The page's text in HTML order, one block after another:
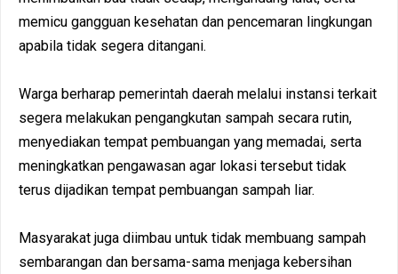
memicu gangguan kesehatan dan pencemaran lingkungan
apabila tidak segera ditangani.
Warga berharap pemerintah daerah melalui instansi terkait
segera melakukan pengangkutan sampah secara rutin,
menyediakan tempat pembuangan yang memadai, serta
meningkatkan pengawasan agar lokasi tersebut tidak
terus dijadikan tempat pembuangan sampah liar.
Masyarakat juga diimbau untuk tidak membuang sampah
sembarangan dan bersama-sama menjaga kebersihan